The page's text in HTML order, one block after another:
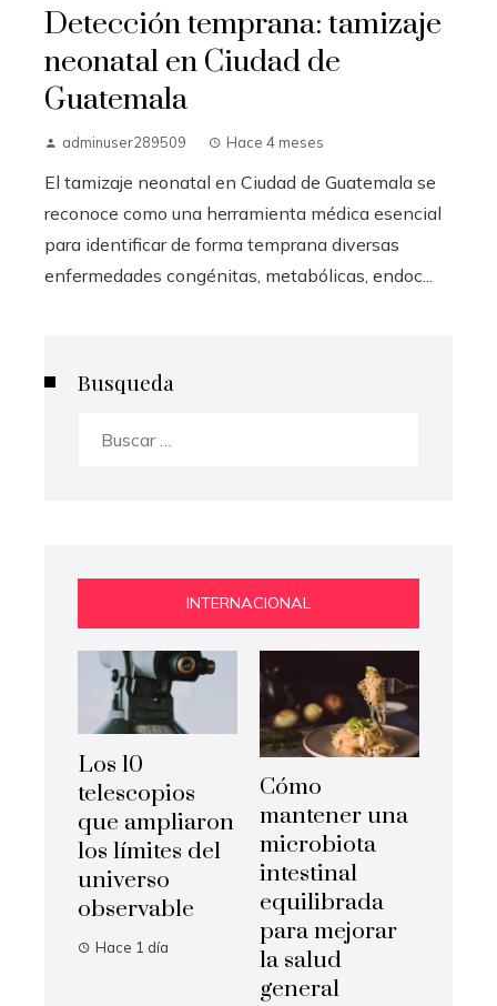
Detección temprana: tamizaje
neonatal en Ciudad de
Guatemala
adminuser289509 Hace 4 meses
El tamizaje neonatal en Ciudad de Guatemala se
reconoce como una herramienta médica esencial
para identificar de forma temprana diversas
enfermedades congénitas, metabólicas, endoc...
Busqueda
INTERNACIONAL
Los 10
telescopios
que ampliaron
los límites del
universo
observable
Hace 1 día
Cómo
mantener una
microbiota
intestinal
equilibrada
para mejorar
la salud
general